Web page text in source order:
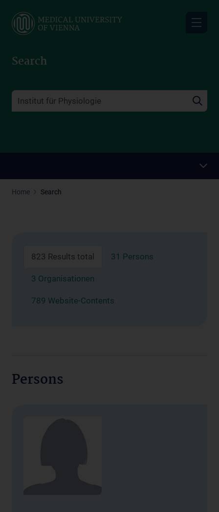
main
Search
Home Search
823 Results total 31 Persons
3 Organisationen
789 Website-Contents
Persons